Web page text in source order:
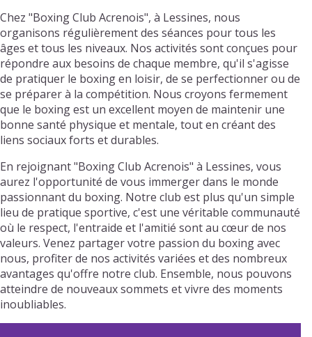
Chez "Boxing Club Acrenois", à Lessines, nous
organisons régulièrement des séances pour tous les
âges et tous les niveaux. Nos activités sont conçues pour
répondre aux besoins de chaque membre, qu'il s'agisse
de pratiquer le boxing en loisir, de se perfectionner ou de
se préparer à la compétition. Nous croyons fermement
que le boxing est un excellent moyen de maintenir une
bonne santé physique et mentale, tout en créant des
liens sociaux forts et durables.
En rejoignant "Boxing Club Acrenois" à Lessines, vous
aurez l'opportunité de vous immerger dans le monde
passionnant du boxing. Notre club est plus qu'un simple
lieu de pratique sportive, c'est une véritable communauté
où le respect, l'entraide et l'amitié sont au cœur de nos
valeurs. Venez partager votre passion du boxing avec
nous, profiter de nos activités variées et des nombreux
avantages qu'offre notre club. Ensemble, nous pouvons
atteindre de nouveaux sommets et vivre des moments
inoubliables.